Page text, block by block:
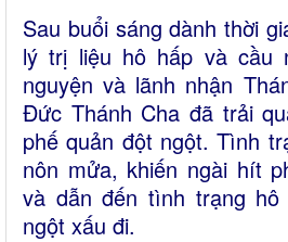
Sau buổi sáng dành thời
lý trị liệu hô hấp và cầu
nguyện và lãnh nhận
Đức Thánh Cha đã trải
phế quản đột ngột. Tình
nôn mửa, khiến ngài hít
và dẫn đến tình trạng
ngột xấu đi.